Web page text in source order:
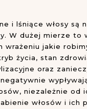
i lśniące włosy są
W dużej mierze to
wrażeniu jakie
życia, stan
oraz
niezależnie od
włosów i ich